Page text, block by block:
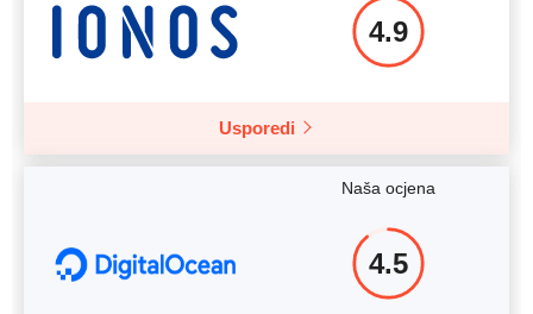
4.9
Usporedi
Naša ocjena
4.5